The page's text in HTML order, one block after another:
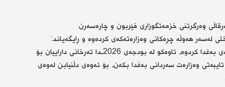
لەسەر هەوڵە چڕەكانی وەزارەتەكەی كردەوە و ڕایگەیاند:
“دۆسیەی 16 هەزار كەمئەندام و منداڵانی ئۆتیزممان ئاراستەی بەغدا كردوە، تاوەكو لە بودجەی 2026ـدا تەرخانی داراییان بۆ
وەزارەت سەردانی بەغدا بكەن، بۆ ئەوەی دڵنیابن لەوەی